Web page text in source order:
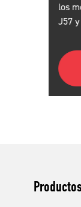
los
J57